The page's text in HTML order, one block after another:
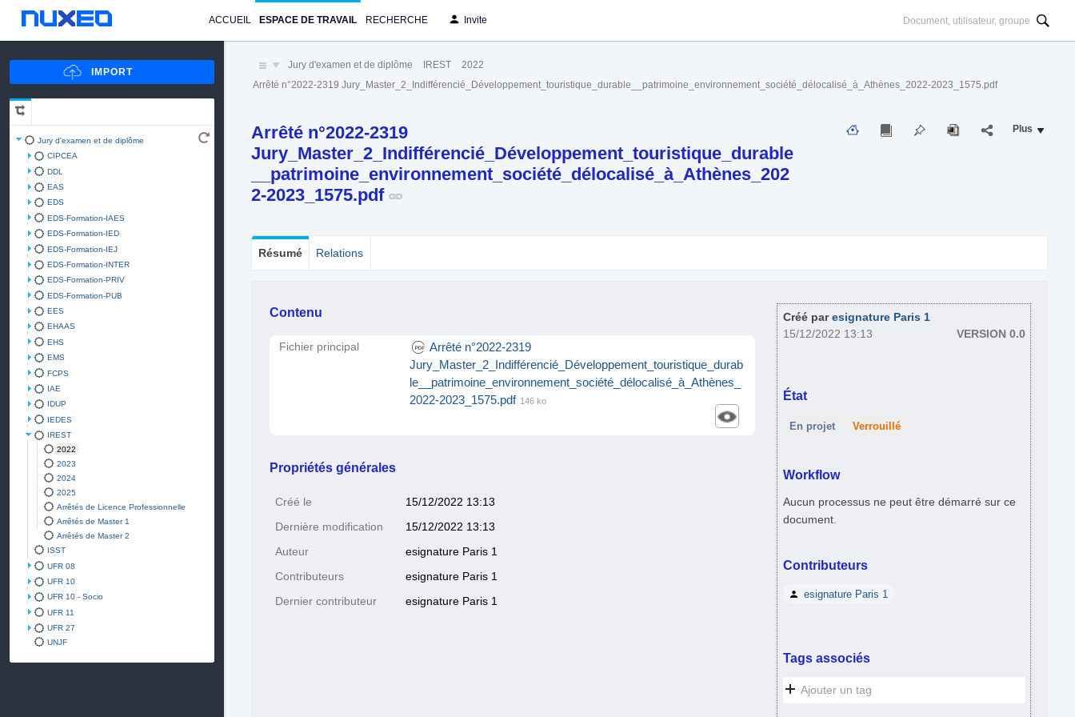
ACCUEIL ESPACE DE TRAVAIL RECHERCHE Invite
Jury d'examen et de diplôme
CIPCEA
DDL
EAS
EDS
EDS-Formation-IAES
EDS-Formation-IED
EDS-Formation-IEJ
EDS-Formation-INTER
EDS-Formation-PRIV
EDS-Formation-PUB
EES
EHAAS
EHS
EMS
FCPS
IAE
IDUP
IEDES
IREST
2022
2023
2024
2025
Arrêtés de Licence Professionnelle
Arrêtés de Master 1
Arrêtés de Master 2
ISST
UFR 08
UFR 10
UFR 10 - Socio
UFR 11
UFR 27
UNJF
Jury d'examen et de diplôme IREST 2022
Arrêté n°2022-2319 Jury_Master_2_Indifférencié_Développement_touristique_durable__patrimoine_environnement_société_délocalisé_à_Athènes_2022-2023_1575.pdf
Arrêté n°2022-2319
Jury_Master_2_Indifférencié_Développement_touristique_durable
__patrimoine_environnement_société_délocalisé_à_Athènes_202
2-2023_1575.pdf
Plus
Résumé Relations
Contenu
Fichier principal
Arrêté n°2022-2319
Jury_Master_2_Indifférencié_Développement_touristique_durab
le__patrimoine_environnement_société_délocalisé_à_Athènes_
2022-2023_1575.pdf 146 ko
Propriétés générales
Créé le 15/12/2022 13:13
Dernière modification 15/12/2022 13:13
Auteur esignature Paris 1
Contributeurs esignature Paris 1
Dernier contributeur esignature Paris 1
Créé paresignature Paris 1
15/12/2022 13:13
VERSION 0.0
État
En projet Verrouillé
Workflow
Aucun processus ne peut être démarré sur ce
document.
Contributeurs
esignature Paris 1
Tags associés